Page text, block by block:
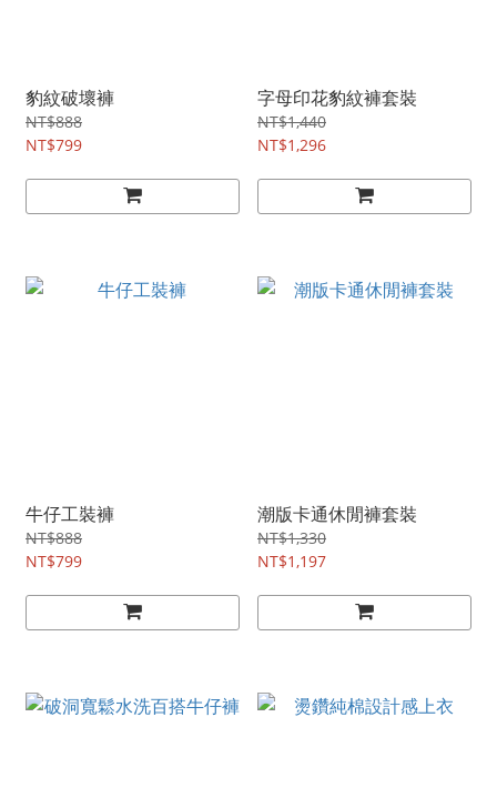
豹紋破壞褲
NT$888
NT$799
字母印花豹紋褲套裝
NT$1,440
NT$1,296
牛仔工裝褲
NT$888
NT$799
潮版卡通休閒褲套裝
NT$1,330
NT$1,197